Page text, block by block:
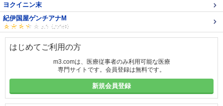
ヨクイニン末
紀伊国屋ゲンチアナM
はじめてご利用の方
m3.comは、医療従事者のみ利用可能な医療
専門サイトです。会員登録は無料です。
新規会員登録